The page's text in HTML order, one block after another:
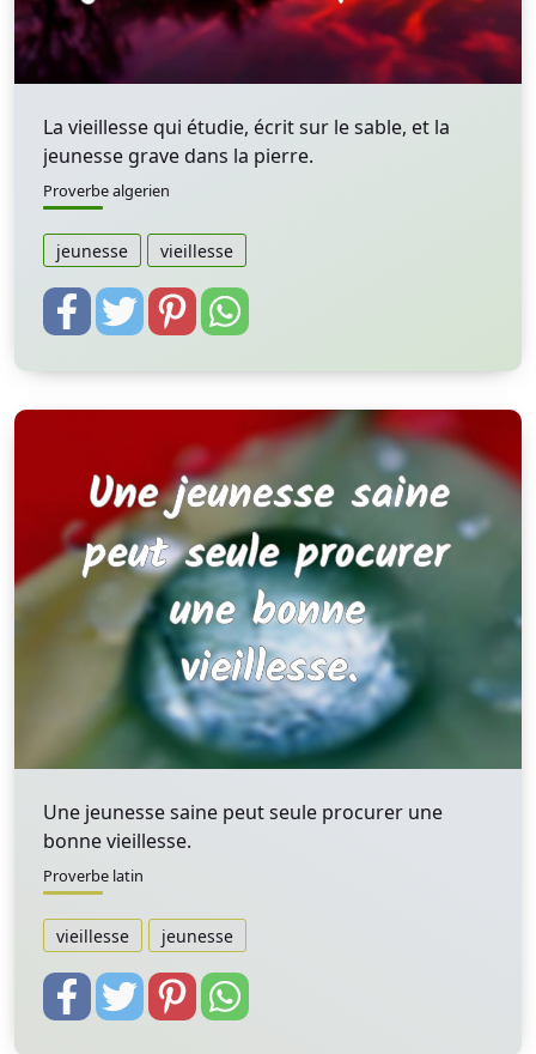
La vieillesse qui étudie, écrit sur le sable, et la
jeunesse grave dans la pierre.
Proverbe algerien
jeunesse vieillesse
Une jeunesse saine peut seule procurer une
bonne vieillesse.
Proverbe latin
vieillesse jeunesse